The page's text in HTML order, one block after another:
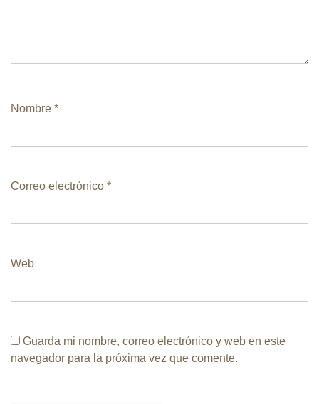
Nombre *
Correo electrónico *
Web
Guarda mi nombre, correo electrónico y web en este
navegador para la próxima vez que comente.